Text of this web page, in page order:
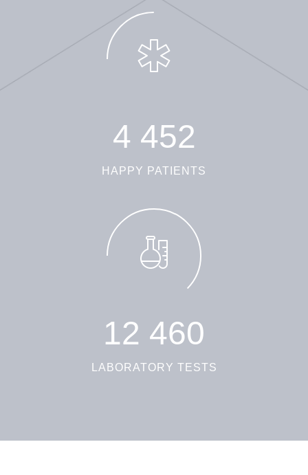
4 452
HAPPY PATIENTS
12 460
LABORATORY TESTS